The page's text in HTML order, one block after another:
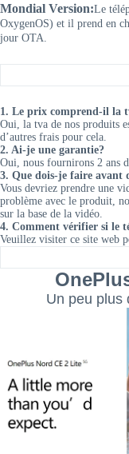
Mondial Version:Le
OxygenOS) et il prend en
jour OTA.
1. Le prix comprend-il la
Oui, la tva de nos produits
d’autres frais pour cela.
2. Ai-je une garantie?
Oui, nous fournirons 2 ans
3. Que dois-je faire avant
Vous devriez prendre une
problème avec le produit,
sur la base de la vidéo.
4. Comment vérifier si le
Veuillez visiter ce site web
Un peu plus